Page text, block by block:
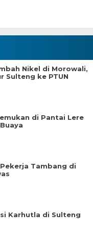
Nikel di Morowali,
Sulteng ke PTUN
di Pantai Lere
Tambang di
Karhutla di Sulteng